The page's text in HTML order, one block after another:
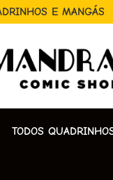
E MANGÁS
TODOS